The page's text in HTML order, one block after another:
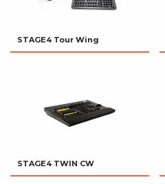
STAGE4 Tour Wing
STAGE4 TWIN CW